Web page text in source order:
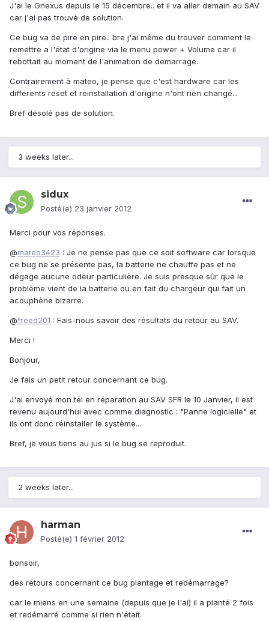
J'ai le Gnexus depuis le 15 décembre.. et il va aller demain au SAV
car j'ai pas trouvé de solution.
Ce bug va de pire en pire.. bre j'ai même du trouver comment le
remettre a l'état d'origine via le menu power + Volume car il
rebottait au moment de l'animation de demarrage.
Contrairement à mateo, je pense que c'est hardware car les
differents reset et reinstallation d'origine n'ont rien changé...
Bref désolé pas de solution.
3 weeks later...
sidux
Posté(e) 23 janvier 2012
Merci pour vos réponses.
@mateo3423 : Je ne pense pas que ce soit software car lorsque
ce bug ne se présente pas, la batterie ne chauffe pas et ne
dégage aucune odeur particulière. Je suis presque sûr que le
problème vient de la batterie ou en fait du chargeur qui fait un
acouphène bizarre.
@freed201 : Fais-nous savoir des résultats du retour au SAV.
Merci !
Bonjour,
Je fais un petit retour concernant ce bug.
J'ai envoyé mon tél en réparation au SAV SFR le 10 Janvier, il est
revenu aujourd'hui avec comme diagnostic : "Panne logicielle" et
ils ont donc réinstaller le système...
Bref, je vous tiens au jus si le bug se reproduit.
2 weeks later...
harman
Posté(e) 1 février 2012
bonsoir,
des retours concernant ce bug plantage et redémarrage?
car le miens en une semaine (depuis que je l'ai) il a planté 2 fois
et redémarré comme si rien n'était.